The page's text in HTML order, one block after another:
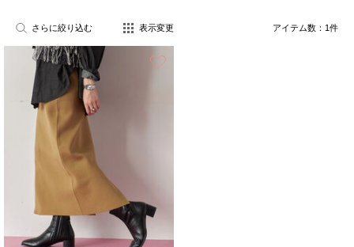
さらに絞り込む 表示変更 アイテム数： 1件